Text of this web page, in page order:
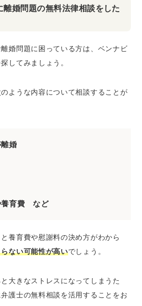
離婚問題の無料法律相談をした
婚問題に困っている方は、ベンナビ
してみましょう。
ような内容について相談することが
婚
養育費 など
養育費や慰謝料の決め方がわから
ない可能性が高いでしょう。
大きなストレスになってしまうた
護士の無料相談を活用することをお